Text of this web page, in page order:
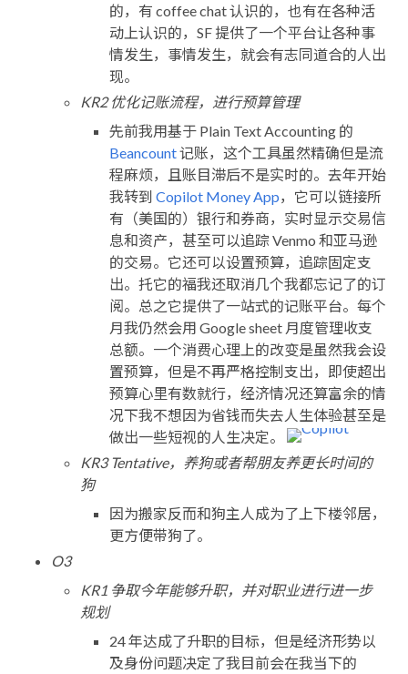
的，有 coffee chat 认识的，也有在各种活
动上认识的，SF 提供了一个平台让各种事
情发生，事情发生，就会有志同道合的人出
现。
KR2 优化记账流程，进行预算管理
先前我用基于 Plain Text Accounting 的
Beancount记账，这个工具虽然精确但是流
程麻烦，且账目滞后不是实时的。去年开始
我转到 Copilot Money App，它可以链接所
有（美国的）银行和券商，实时显示交易信
息和资产，甚至可以追踪 Venmo 和亚马逊
的交易。它还可以设置预算，追踪固定支
出。托它的福我还取消几个我都忘记了的订
阅。总之它提供了一站式的记账平台。每个
月我仍然会用 Google sheet 月度管理收支
总额。一个消费心理上的改变是虽然我会设
置预算，但是不再严格控制支出，即使超出
预算心里有数就行，经济情况还算富余的情
况下我不想因为省钱而失去人生体验甚至是
做出一些短视的人生决定。
KR3 Tentative，养狗或者帮朋友养更长时间的
狗
因为搬家反而和狗主人成为了上下楼邻居，
更方便带狗了。
O3
KR1 争取今年能够升职，并对职业进行进一步
规划
24 年达成了升职的目标，但是经济形势以
及身份问题决定了我目前会在我当下的